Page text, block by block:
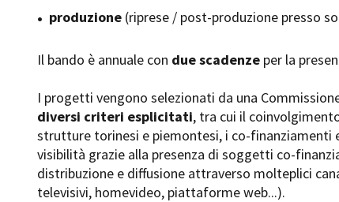
produzione(riprese / post-produzione presso
Il bando è annuale con due scadenzeper la
I progetti vengono selezionati da una
diversi criteri esplicitati, tra cui il
strutture torinesi e piemontesi, i co-finanziamenti
visibilità grazie alla presenza di soggetti co-
distribuzione e diffusione attraverso molteplici
televisivi, homevideo, piattaforme web...).